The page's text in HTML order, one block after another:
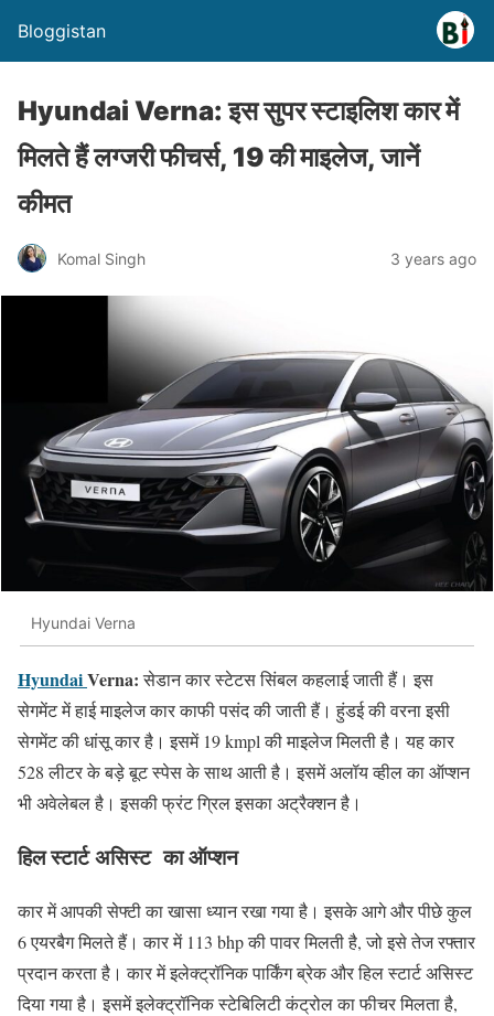
Bloggistan
Hyundai Verna: इस सुपर स्टाइलिश कार में
मिलते हैं लग्जरी फीचर्स, 19 की माइलेज, जानें
कीमत
Komal Singh 3 years ago
Hyundai Verna
HyundaiVerna:सेडान कार स्टेटस सिंबल कहलाई जाती हैं। इस
सेगमेंट में हाई माइलेज कार काफी पसंद की जाती हैं। हुंडई की वरना इसी
सेगमेंट की धांसू कार है। इसमें 19 kmpl की माइलेज मिलती है। यह कार
528 लीटर के बड़े बूट स्पेस के साथ आती है। इसमें अलॉय व्हील का ऑप्शन
भी अवेलेबल है। इसकी फ्रंट ग्रिल इसका अट्रैक्शन है।
हिल स्टार्ट असिस्ट का ऑप्शन
कार में आपकी सेफ्टी का खासा ध्यान रखा गया है। इसके आगे और पीछे कुल
6 एयरबैग मिलते हैं। कार में 113 bhp की पावर मिलती है, जो इसे तेज रफ्तार
प्रदान करता है। कार में इलेक्ट्रॉनिक पार्किंग ब्रेक और हिल स्टार्ट असिस्ट
दिया गया है। इसमें इलेक्ट्रॉनिक स्टेबिलिटी कंट्रोल का फीचर मिलता है,